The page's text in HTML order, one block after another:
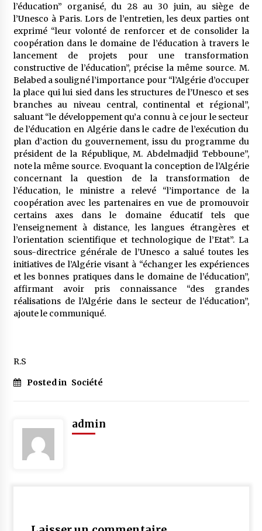
Un conte targui/ Quand la tête est vide
5 ans ago
Tradition orale/ D’où viennent les contes et à
quoi servent-ils?
5 ans ago
l’éducation” organisé, du 28 au 30 juin, au siège de
l’Unesco à Paris. Lors de l’entretien, les deux parties ont
exprimé “leur volonté de renforcer et de consolider la
coopération dans le domaine de l’éducation à travers le
lancement de projets pour une transformation
constructive de l’éducation”, précise la même source. M.
Belabed a souligné l’importance pour “l’Algérie d’occuper
la place qui lui sied dans les structures de l’Unesco et ses
branches au niveau central, continental et régional”,
saluant “le développement qu’a connu à ce jour le secteur
de l’éducation en Algérie dans le cadre de l’exécution du
plan d’action du gouvernement, issu du programme du
président de la République, M. Abdelmadjid Tebboune”,
note la même source. Evoquant la conception de l’Algérie
concernant la question de la transformation de
l’éducation, le ministre a relevé “l’importance de la
coopération avec les partenaires en vue de promouvoir
certains axes dans le domaine éducatif tels que
l’enseignement à distance, les langues étrangères et
l’orientation scientifique et technologique de l’Etat”. La
sous-directrice générale de l’Unesco a salué toutes les
initiatives de l’Algérie visant à “échanger les expériences
et les bonnes pratiques dans le domaine de l’éducation”,
affirmant avoir pris connaissance “des grandes
réalisations de l’Algérie dans le secteur de l’éducation”,
ajoute le communiqué.
R.S
Posted in Société
admin